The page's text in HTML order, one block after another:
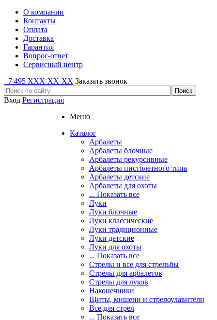
О компании
Контакты
Оплата
Доставка
Гарантия
Вопрос-ответ
Сервисный центр
+7 495 XXX-XX-XX Заказать звонок
Вход Регистрация
Меню
Каталог
Арбалеты
Арбалеты блочные
Арбалеты рекурсивные
Арбалеты пистолетного типа
Арбалеты детские
Арбалеты для охоты
... Показать все
Луки
Луки блочные
Луки классические
Луки традиционные
Луки детские
Луки для охоты
... Показать все
Стрелы и все для стрельбы
Стрелы для арбалетов
Стрелы для луков
Наконечники
Щиты, мишени и стрелоулавители
Все для стрел
... Показать все